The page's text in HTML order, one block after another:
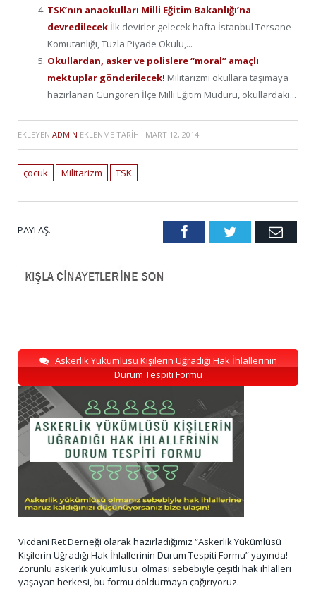
TSK’nın anaokulları Milli Eğitim Bakanlığı’na
devredilecek İlk devirler gelecek hafta İstanbul Tersane
Komutanlığı, Tuzla Piyade Okulu,...
Okullardan, asker ve polislere “moral” amaçlı
mektuplar gönderilecek! Militarizmi okullara taşımaya
hazırlanan Güngören İlçe Milli Eğitim Müdürü, okullardaki...
EKLEYEN ADMIN EKLENME TARIHI: MART 12, 2014
çocuk Militarizm TSK
PAYLAŞ. FacebookTwitter Email
Askerlik Yükümlüsü Kişilerin Uğradığı Hak İhlallerinin
Durum Tespiti Formu
Vicdani Ret Derneği olarak hazırladığımız “Askerlik Yükümlüsü
Kişilerin Uğradığı Hak İhlallerinin Durum Tespiti Formu” yayında!
Zorunlu askerlik yükümlüsü olması sebebiyle çeşitli hak ihlalleri
yaşayan herkesi, bu formu doldurmaya çağırıyoruz.